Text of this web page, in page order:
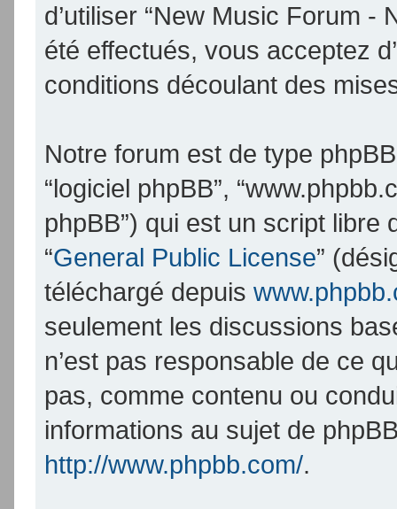
d’utiliser “New Music Forum -
été effectués, vous acceptez
conditions découlant des
Notre forum est de type phpBB
“logiciel phpBB”,
phpBB”) qui est un script
“General Public License”
téléchargé depuis
seulement les discussions
n’est pas responsable de ce
pas, comme contenu ou
informations au sujet de
http://www.phpbb.com/.